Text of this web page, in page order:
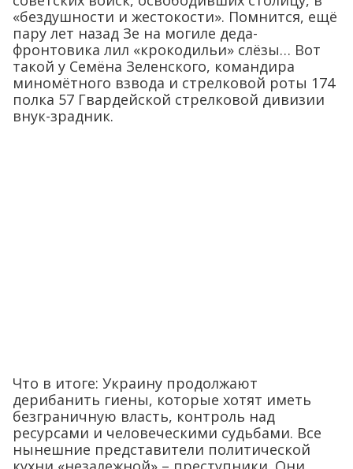
«бездушности и жестокости». Помнится, ещё
пару лет назад Зе на могиле деда-
фронтовика лил «крокодильи» слёзы… Вот
такой у Семёна Зеленского, командира
миномётного взвода и стрелковой роты 174
полка 57 Гвардейской стрелковой дивизии
внук-зрадник.
Что в итоге: Украину продолжают
дерибанить гиены, которые хотят иметь
безграничную власть, контроль над
ресурсами и человеческими судьбами. Все
нынешние представители политической